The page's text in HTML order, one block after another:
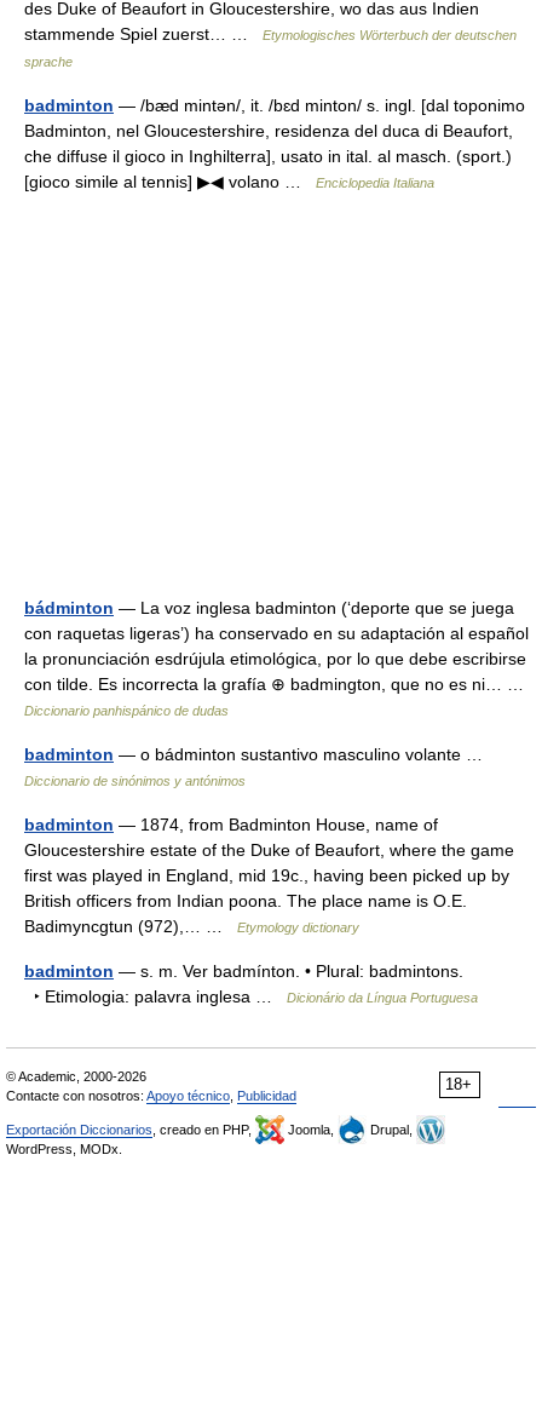
des Duke of Beaufort in Gloucestershire, wo das aus Indien
stammende Spiel zuerst… …
Etymologisches Wörterbuch der deutschen
sprache
badminton — /bæd mintən/, it. /bɛd minton/ s. ingl. [dal toponimo
Badminton, nel Gloucestershire, residenza del duca di Beaufort,
che diffuse il gioco in Inghilterra], usato in ital. al masch. (sport.)
[gioco simile al tennis] ▶◀ volano …
Enciclopedia Italiana
bádminton — La voz inglesa badminton (‘deporte que se juega
con raquetas ligeras’) ha conservado en su adaptación al español
la pronunciación esdrújula etimológica, por lo que debe escribirse
con tilde. Es incorrecta la grafía ⊕ badmington, que no es ni… …
Diccionario panhispánico de dudas
badminton — o bádminton sustantivo masculino volante …
Diccionario de sinónimos y antónimos
badminton — 1874, from Badminton House, name of
Gloucestershire estate of the Duke of Beaufort, where the game
first was played in England, mid 19c., having been picked up by
British officers from Indian poona. The place name is O.E.
Badimyncgtun (972),… …
Etymology dictionary
badminton — s. m. Ver badmínton. • Plural: badmintons.
‣ Etimologia: palavra inglesa …
Dicionário da Língua Portuguesa
18+
© Academic, 2000-2026
Contacte con nosotros: Apoyo técnico Publicidad
Exportación Diccionarios , creado en PHP, Joomla,
Drupal,
WordPress, MODx.